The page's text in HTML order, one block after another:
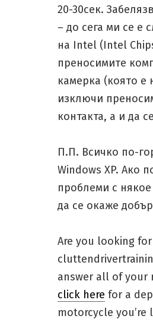
20-30сек.
– до сега ми се е
на Intel (Intel
преносимите
камерка (която е
изключи
контакта, а и да
П.П. Всичко по-
Windows XP. Ако
проблеми с
да се окаже
Are you looking
answer all of your
click here for a
motorcycle